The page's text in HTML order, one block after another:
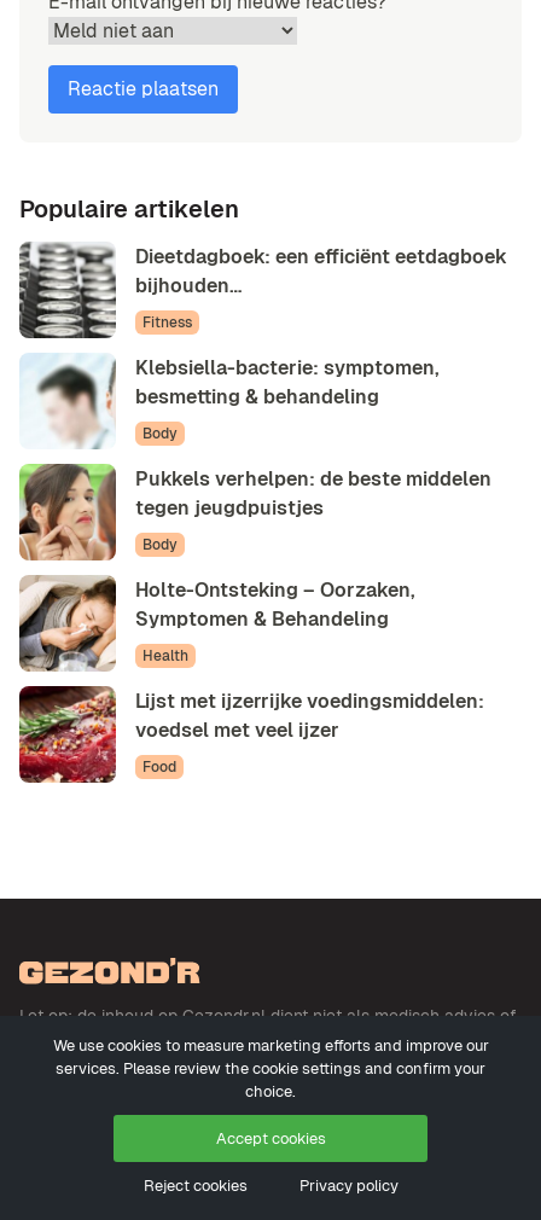
Populaire artikelen
Dieetdagboek: een efficiënt eetdagboek
bijhouden…
Fitness
Klebsiella-bacterie: symptomen,
besmetting & behandeling
Body
Pukkels verhelpen: de beste middelen
tegen jeugdpuistjes
Body
Holte-Ontsteking – Oorzaken,
Symptomen & Behandeling
Health
Lijst met ijzerrijke voedingsmiddelen:
voedsel met veel ijzer
Food
Let op: de inhoud op Gezondr.nl dient niet als medisch advies of
basis voor medisch advies en betreft geen uitoefening der
geneeskunde. Meer informatie
© 2026 - Gezondr.nl
We use cookies to measure marketing efforts and improve our
services. Please review the cookie settings and confirm your
choice.
Accept cookies
Reject cookies Privacy policy